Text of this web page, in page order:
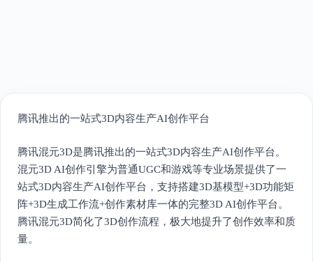
腾讯推出的一站式3D内容生产AI创作平台
腾讯混元3D是腾讯推出的一站式3D内容生产AI创作平台。
混元3D AI创作引擎为普通UGC和游戏等专业场景提供了一
站式3D内容生产AI创作平台，支持搭建3D基模型+3D功能矩
阵+3D生成工作流+创作素材库一体的完整3D AI创作平台。
腾讯混元3D简化了3D创作流程，极大地提升了创作效率和质
量。